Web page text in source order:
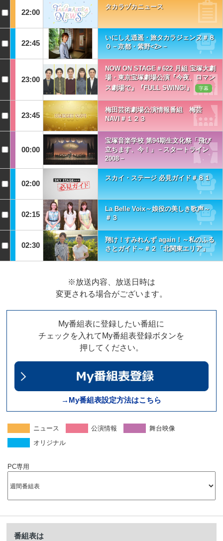
22:00
タカラヅカニュース
22:45
いにしえ逍遥・旅タカラジェンヌ＃８
０－京都・紫野<2>－
23:00
NOW ON STAGE＃622 月組 宝塚大劇
場・東京宝塚劇場公演『今夜、ロマン
ス劇場で』『FULL SWING!』
字幕
23:45
梅田芸術劇場公演情報番組 梅芸
NAVI＃１２３
00:00
宝塚音楽学校 第94期生文化祭「飛び
立ちます、今！」－スタートライン
2008－
02:00
スカイ・ステージ 必見ガイド＃８１
02:15
La Belle Voix～娘役の美しき歌声～
＃３
02:30
翔け！すみれんず again！～私のふる
さとガイド～＃２「北関東エリア」
※放送内容、放送日時は
変更される場合がございます。
My番組表に登録したい番組に
チェックを入れてMy番組表登録ボタンを
押してください。
→My番組表設定方法はこちら
ニュース 公演情報
舞台映像
オリジナル
PC専用
番組表は